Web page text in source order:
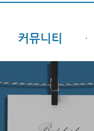
커뮤니티